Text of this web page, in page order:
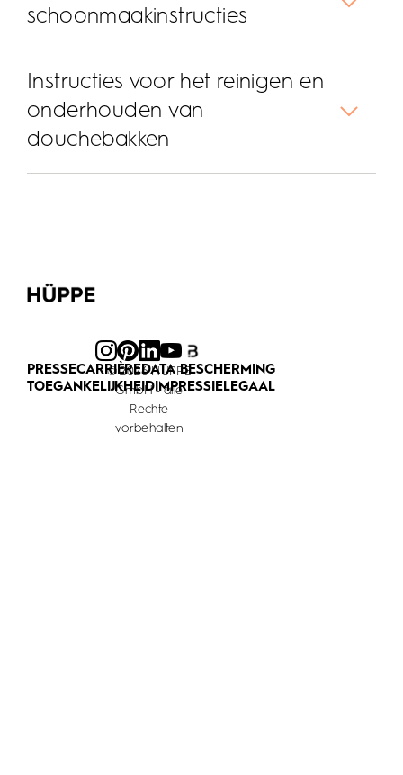
schoonmaakinstructies
Instructies voor het reinigen en
onderhouden van
douchebakken
PRESSECARRIÈREDATA BESCHERMING
TOEGANKELIJKHEIDIMPRESSIELEGAAL
© 2026 HÜPPE
GmbH - alle
Rechte
vorbehalten